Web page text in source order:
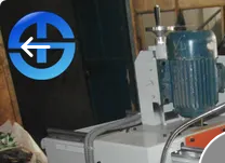
CASA
MACHINERY
CO.,
LTD.
All
Rights
Reserved.
Developed
by
ECER